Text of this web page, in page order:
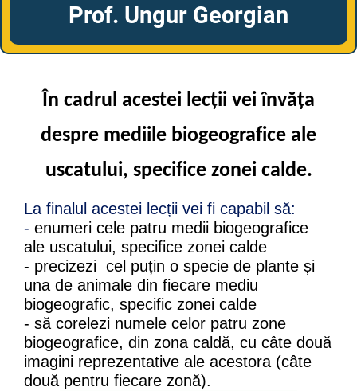
Prof. Ungur Georgian
În cadrul acestei lecții vei învăța
despre mediile biogeografice ale
uscatului, specifice zonei calde.
La finalul acestei lecții vei fi capabil să:
- enumeri cele patru medii biogeografice
ale uscatului, specifice zonei calde
- precizezi cel puțin o specie de plante și
una de animale din fiecare mediu
biogeografic, specific zonei calde
- să corelezi numele celor patru zone
biogeografice, din zona caldă, cu câte două
imagini reprezentative ale acestora (câte
două pentru fiecare zonă).